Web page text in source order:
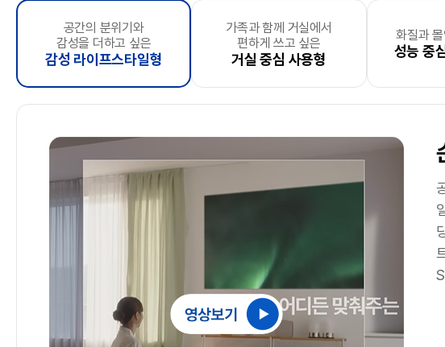
마음껏 포토출력을 하고싶은
즐거움 추구형
컬러 출력은 선택사항인
고사양 출력형
맘껏
PC &
문서출력 위주의
소규모 사업자
및스타트업 기업
문서 및 다양한 사이즈
출력이 필요한
중소형 사업자
언제든지 편리하게 출
무인출력소
좁은 공간에서 간편하게
스캔하고 싶으신 분
시간은 없지만 하고
e북 스터디에 진
복잡한 주방, 바라보기만 해도 기분좋은
정리정돈을 원하시는 분
우리 아이방, 아이방을 개성있고
깔끔하게 꾸미고 싶으신 분
공간의 분위기와
감성을 더하고 싶은
감성 라이프스타일형
가족과 함께 거실에서
편하게 쓰고 싶은
거실 중심 사용형
화질과
성능 중